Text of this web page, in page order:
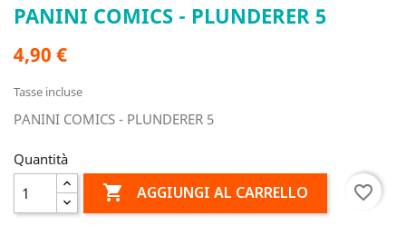
PANINI COMICS - PLUNDERER 5
4,90 €
Tasse incluse
PANINI COMICS - PLUNDERER 5
Quantità
 AGGIUNGI AL CARRELLO favorite_border